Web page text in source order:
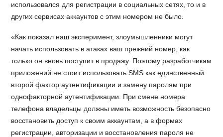
использовался для регистрации в социальных сетях, то и в
других сервисах аккаунтов с этим номером не было.
«Как показал наш эксперимент, злоумышленники могут
начать использовать в атаках ваш прежний номер, как
только он вновь поступит в продажу. Поэтому разработчикам
приложений не стоит использовать SMS как единственный
второй фактор аутентификации и замену паролям при
однофакторной аутентификации. При смене номера
телефона владельцы должны иметь возможность безопасно
восстановить доступ к своим аккаунтам, а в формах
регистрации, авторизации и восстановления пароля не